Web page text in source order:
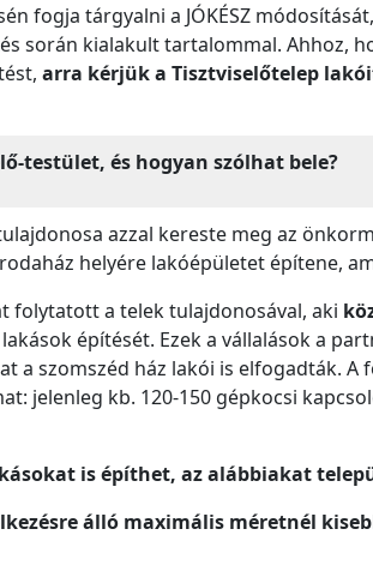
fogja tárgyalni a JÓKÉSZ
során kialakult tartalommal. Ahhoz,
arra kérjük a Tisztviselőtelep
testület, és hogyan szólhat bele?
azzal kereste meg az
helyére lakóépületet építene,
folytatott a telek tulajdonosával, aki
építését. Ezek a vállalások a
a szomszéd ház lakói is elfogadták.
jelenleg kb. 120-150 gépkocsi
is építhet, az alábbiakat
álló maximális méretnél